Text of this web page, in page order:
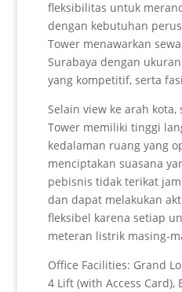
fleksibilitas untuk
dengan kebutuhan
Tower menawarkan
Surabaya dengan
yang kompetitif, serta
Selain view ke arah
Tower memiliki tinggi
kedalaman ruang yang
menciptakan suasana
pebisnis tidak terikat
dan dapat melakukan
fleksibel karena setiap
meteran listrik masing-
Office Facilities: Grand
4 Lift (with Access Card),